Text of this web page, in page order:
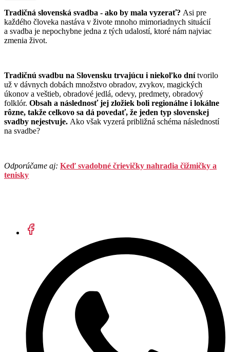
Tradičná slovenská svadba - ako by mala vyzerať? Asi pre
každého človeka nastáva v živote mnoho mimoriadnych situácií
a svadba je nepochybne jedna z tých udalostí, ktoré nám najviac
zmenia život.
Tradičnú svadbu na Slovensku trvajúcu i niekoľko dnítvorilo
už v dávnych dobách množstvo obradov, zvykov, magických
úkonov a veštieb, obradové jedlá, odevy, predmety, obradový
folklór. Obsah a následnosť jej zložiek boli regionálne i lokálne
rôzne, takže celkovo sa dá povedať, že jeden typ slovenskej
svadby nejestvuje. Ako však vyzerá približná schéma následností
na svadbe?
Odporúčame aj: Keď svadobné črievičky nahradia čižmičky a
tenisky